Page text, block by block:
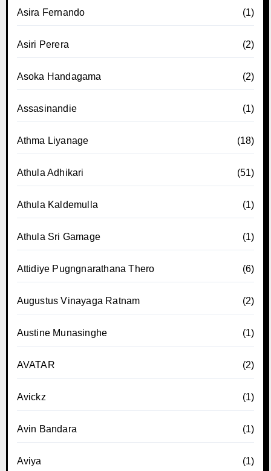
Asira Fernando (1)
Asiri Perera (2)
Asoka Handagama (2)
Assasinandie (1)
Athma Liyanage (18)
Athula Adhikari (51)
Athula Kaldemulla (1)
Athula Sri Gamage (1)
Attidiye Pugngnarathana Thero (6)
Augustus Vinayaga Ratnam (2)
Austine Munasinghe (1)
AVATAR (2)
Avickz (1)
Avin Bandara (1)
Aviya (1)